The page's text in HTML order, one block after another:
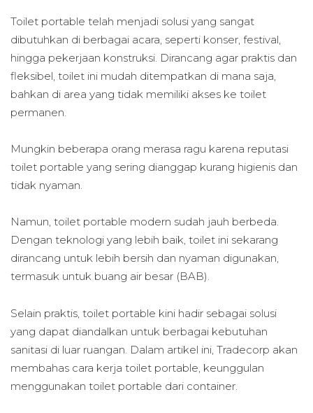
Toilet portable telah menjadi solusi yang sangat
dibutuhkan di berbagai acara, seperti konser, festival,
hingga pekerjaan konstruksi. Dirancang agar praktis dan
fleksibel, toilet ini mudah ditempatkan di mana saja,
bahkan di area yang tidak memiliki akses ke toilet
permanen.
Mungkin beberapa orang merasa ragu karena reputasi
toilet portable yang sering dianggap kurang higienis dan
tidak nyaman.
Namun, toilet portable modern sudah jauh berbeda.
Dengan teknologi yang lebih baik, toilet ini sekarang
dirancang untuk lebih bersih dan nyaman digunakan,
termasuk untuk buang air besar (BAB).
Selain praktis, toilet portable kini hadir sebagai solusi
yang dapat diandalkan untuk berbagai kebutuhan
sanitasi di luar ruangan. Dalam artikel ini, Tradecorp akan
membahas cara kerja toilet portable, keunggulan
menggunakan toilet portable dari container.